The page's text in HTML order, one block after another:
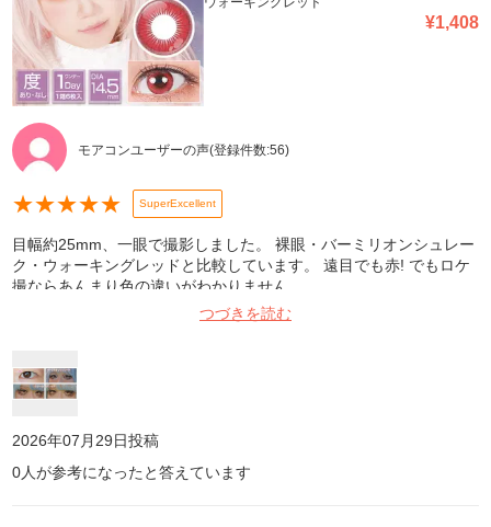
¥1,408
モアコンユーザーの声(登録件数:56)
★★★★★ SuperExcellent
目幅約25mm、一眼で撮影しました。 裸眼・バーミリオンシュレー
ク・ウォーキングレッドと比較しています。 遠目でも赤! でもロケ
撮ならあんまり色の違いがわかりません。
つづきを読む
2026年07月29日投稿
0人が参考になったと答えています